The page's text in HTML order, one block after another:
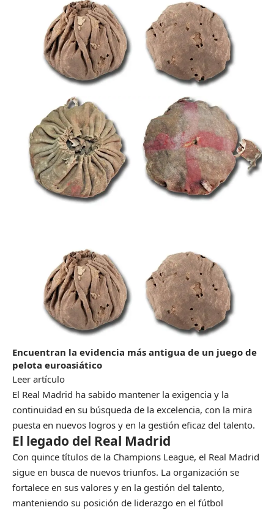
Encuentran la evidencia más antigua de un juego de
pelota euroasiático
Leer artículo
El Real Madrid ha sabido mantener la exigencia y la
continuidad en su búsqueda de la excelencia, con la mira
puesta en nuevos logros y en la gestión eficaz del talento.
El legado del Real Madrid
Con quince títulos de la Champions League, el Real Madrid
sigue en busca de nuevos triunfos. La organización se
fortalece en sus valores y en la gestión del talento,
manteniendo su posición de liderazgo en el fútbol